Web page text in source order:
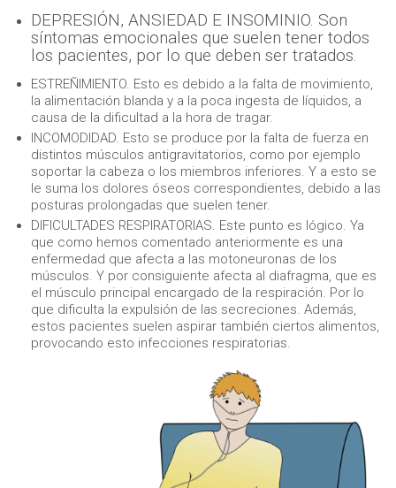
DEPRESIÓN, ANSIEDAD E INSOMINIO. Son
síntomas emocionales que suelen tener todos
los pacientes, por lo que deben ser tratados.
ESTREÑIMIENTO. Esto es debido a la falta de movimiento,
la alimentación blanda y a la poca ingesta de líquidos, a
causa de la dificultad a la hora de tragar.
INCOMODIDAD. Esto se produce por la falta de fuerza en
distintos músculos antigravitatorios, como por ejemplo
soportar la cabeza o los miembros inferiores. Y a esto se
le suma los dolores óseos correspondientes, debido a las
posturas prolongadas que suelen tener.
DIFICULTADES RESPIRATORIAS. Este punto es lógico. Ya
que como hemos comentado anteriormente es una
enfermedad que afecta a las motoneuronas de los
músculos. Y por consiguiente afecta al diafragma, que es
el músculo principal encargado de la respiración. Por lo
que dificulta la expulsión de las secreciones. Además,
estos pacientes suelen aspirar también ciertos alimentos,
provocando esto infecciones respiratorias.